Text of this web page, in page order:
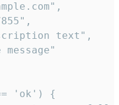
text",
message"
'ok') {